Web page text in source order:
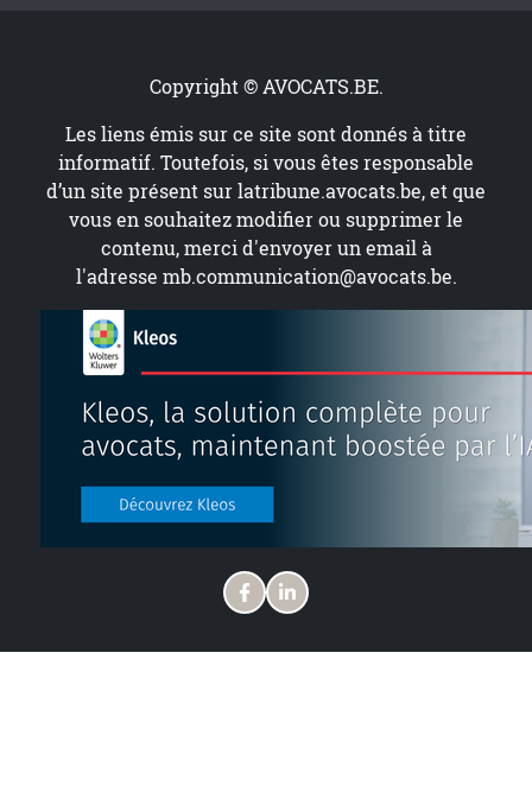
Copyright © AVOCATS.BE.
Les liens émis sur ce site sont donnés à titre
informatif. Toutefois, si vous êtes responsable
d’un site présent surlatribune.avocats.be, et que
vous en souhaitez modifier ou supprimer le
contenu, merci d'envoyer un email à
l'adresse mb.communication@avocats.be.